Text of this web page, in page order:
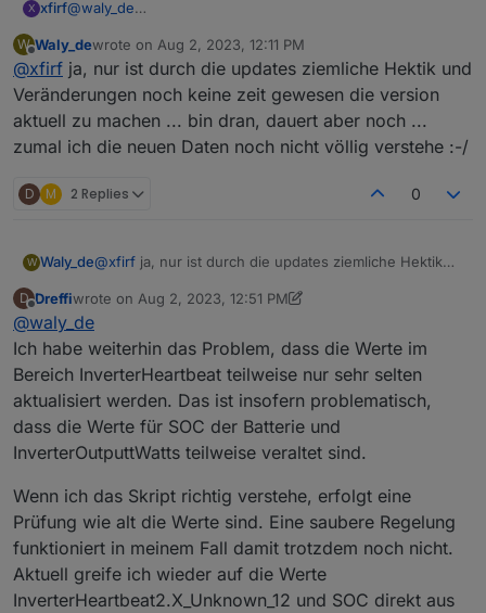
X xfirf@waly_de
das neuste. :-) Ich teste es mal.
W
Offline
Waly_dewrote on Aug 2, 2023, 12:11 PM
last edited by
@xfirf ja, nur ist durch die updates ziemliche Hektik und
Veränderungen noch keine zeit gewesen die version
aktuell zu machen ... bin dran, dauert aber noch ...
zumal ich die neuen Daten noch nicht völlig verstehe :-/
D M 2 Replies 0
W Waly_de@xfirf ja, nur ist durch die updates ziemliche Hektik
version aktuell zu machen ... bin dran, dauert aber
verstehe :-/
D
Offline
Dreffiwrote on Aug 2, 2023, 12:51 PM
last edited by DreffiAug 2, 2023, 2:58 PM
@waly_de
Ich habe weiterhin das Problem, dass die Werte im
Bereich InverterHeartbeat teilweise nur sehr selten
aktualisiert werden. Das ist insofern problematisch,
dass die Werte für SOC der Batterie und
InverterOutputtWatts teilweise veraltet sind.
Wenn ich das Skript richtig verstehe, erfolgt eine
Prüfung wie alt die Werte sind. Eine saubere Regelung
funktioniert in meinem Fall damit trotzdem noch nicht.
Aktuell greife ich wieder auf die Werte
InverterHeartbeat2.X_Unknown_12 und SOC direkt aus